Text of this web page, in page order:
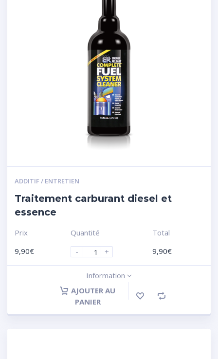
ADDITIF / ENTRETIEN
Traitement carburant diesel et
essence
Prix
9,90€
Quantité
-
+
Total
9,90€
Information
AJOUTER AU
PANIER